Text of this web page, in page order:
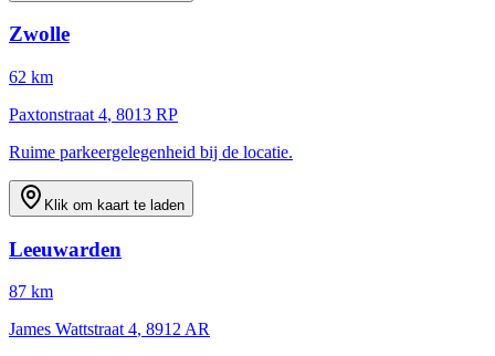
Zwolle
62 km
Paxtonstraat 4, 8013 RP
Ruime parkeergelegenheid bij de locatie.
Klik om kaart te laden
Leeuwarden
87 km
James Wattstraat 4, 8912 AR